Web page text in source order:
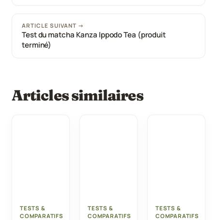
ARTICLE SUIVANT →
Test du matcha Kanza Ippodo Tea (produit
terminé)
Articles similaires
TESTS &
COMPARATIFS
TESTS &
COMPARATIFS
TESTS &
COMPARATIFS